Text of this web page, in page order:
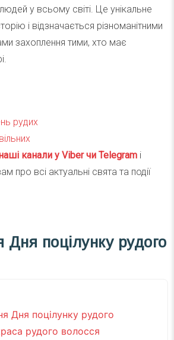
у всьому світі. Це унікальне
і відзначається різноманітними
захоплення тими, хто має
рудих
канали у Viber чи Telegram і
про всі актуальні свята та події
Дня поцілунку рудого
Дня поцілунку рудого
рудого волосся